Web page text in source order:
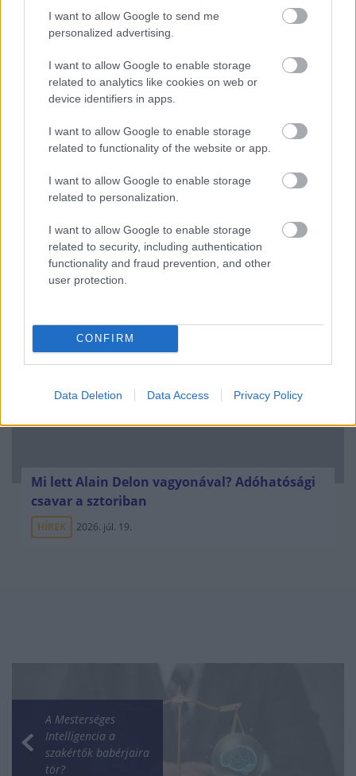
I want to allow Google to send me
personalized advertising.
I want to allow Google to enable storage
related to analytics like cookies on web or
device identifiers in apps.
I want to allow Google to enable storage
related to functionality of the website or app.
I want to allow Google to enable storage
related to personalization.
I want to allow Google to enable storage
related to security, including authentication
functionality and fraud prevention, and other
user protection.
CONFIRM
Data Deletion Data Access Privacy Policy
pénzek érkezéséhez még szükségesek
ELEMZÉSEK 2026. júl. 20.
legdrágábbja volt az amerikai foci vb -
gyorsmérleg
HÍREK 2026. júl. 20.
Mi lett Alain Delon vagyonával? Adóhatósági
csavar a sztoriban
HÍREK 2026. júl. 19.
A Mesterséges
Intelligencia a
szakértők babérjaira
tör?